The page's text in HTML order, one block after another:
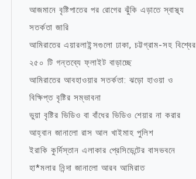
আজমানে বৃষ্টিপাতের পর রোগের ঝুঁকি এড়াতে স্বাস্থ্য
সতর্কতা জারি
আমিরাতের এয়ারলাইন্সগুলো ঢাকা, চট্টগ্রাম-সহ বিশ্বের
২৫০ টি গন্তব্যে ফ্লাইট বাড়াচ্ছে
আমিরাতের আবহাওয়ার সতর্কতা: ঝড়ো হাওয়া ও
বিক্ষিপ্ত বৃষ্টির সম্ভাবনা
ভুয়া বৃষ্টির ভিডিও বা বাঁধের ভিডিও শেয়ার না করার
আহ্বান জানালো রাস আল খাইমাহ পুলিশ
ইরাকি কুর্দিস্তান এলাকার প্রেসিডেন্টের বাসভবনে
হা*মলার নিন্দা জানালো আরব আমিরাত